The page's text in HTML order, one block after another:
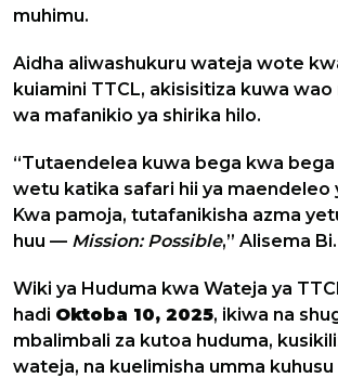
muhimu.
Aidha aliwashukuru wateja wote
kuiamini TTCL, akisisitiza kuwa wao
wa mafanikio ya shirika hilo.
“Tutaendelea kuwa bega kwa
wetu katika safari hii ya maendeleo
Kwa pamoja, tutafanikisha azma
huu — Mission: Possible,” Alisema
Wiki ya Huduma kwa Wateja ya
hadi Oktoba 10, 2025, ikiwa na
mbalimbali za kutoa huduma,
wateja, na kuelimisha umma kuhusu